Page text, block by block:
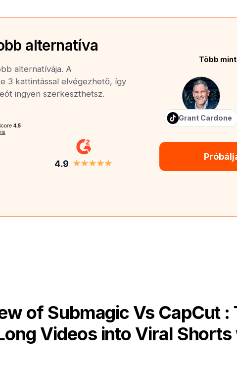
alternatíva
alternatívája. A
3 kattintással elvégezhető, így
ingyen szerkeszthetsz.
Több
Grant Cardone
of Submagic Vs CapCut
Videos into Viral Shorts